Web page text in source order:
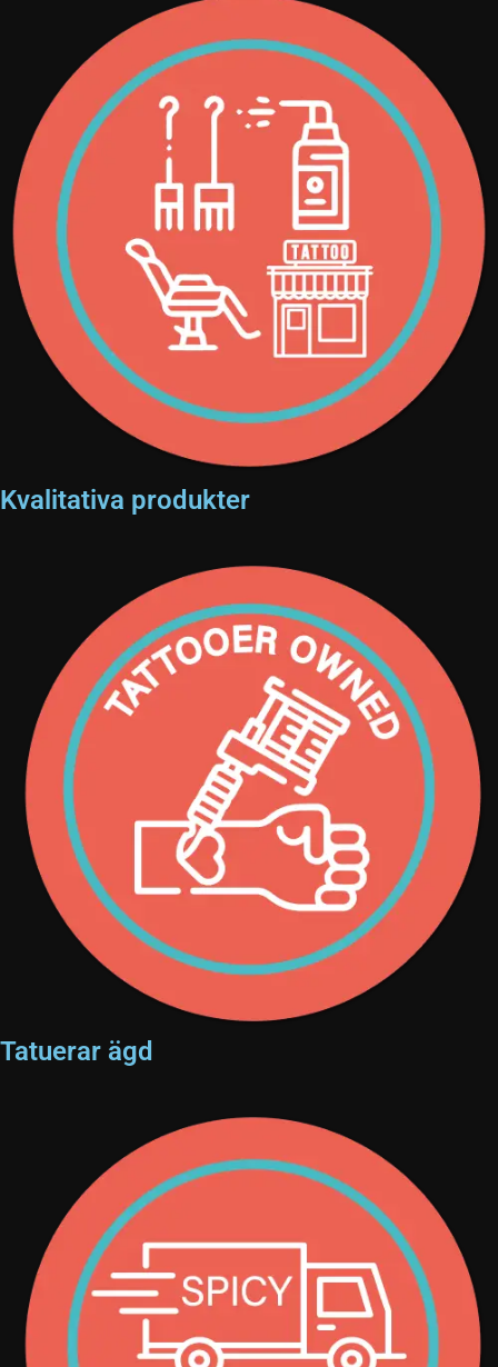
Kvalitativa produkter
Tatuerar ägd